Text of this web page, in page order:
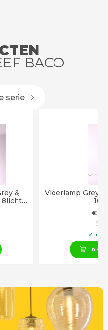
BACO
serie
&
Vloerlamp Grey |
€
In
In